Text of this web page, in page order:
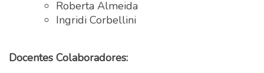
Roberta Almeida
Ingridi Corbellini
Docentes Colaboradores: